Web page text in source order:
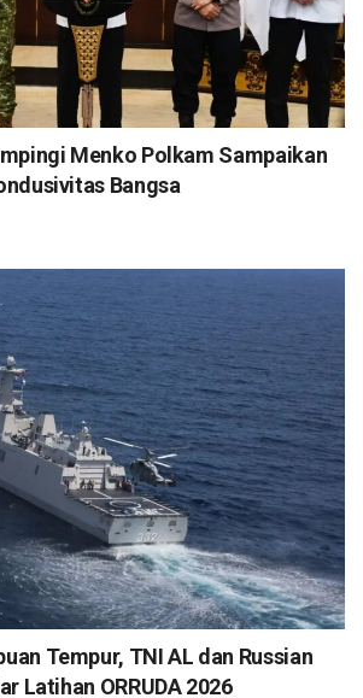
Menko Polkam Sampaikan
Bangsa
Tempur, TNI AL dan Russian
Latihan ORRUDA 2026